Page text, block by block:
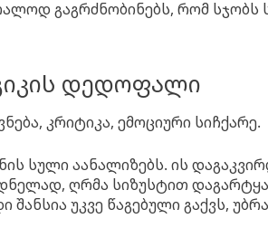
გაგრძნობინებს, რომ
დედოფალი
კრიტიკა, ემოციური სიჩქარე.
სული აანალიზებს. ის
ღრმა სიზუსტით
უკვე წაგებული გაქვს,